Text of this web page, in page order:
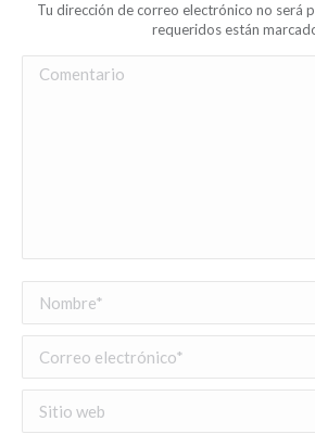
Tu dirección de correo electrónico no será
requeridos están
Comentario
Nombre *
Correo electrónico *
Sitio web